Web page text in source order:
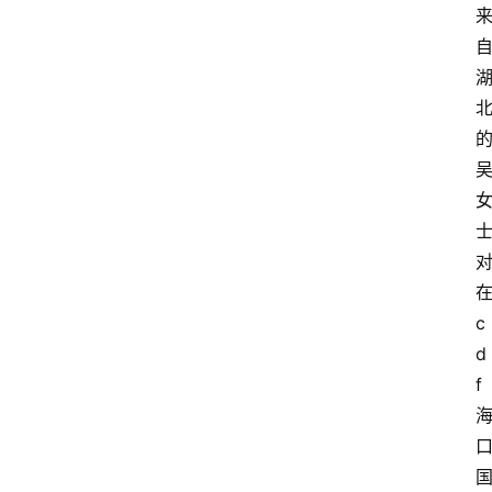
来
自
湖
北
的
吴
女
士
对
在
c
d
f
海
口
国